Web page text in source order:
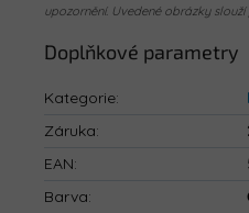
upozornění. Uvedené obrázky
Doplňkové parametry
Kategorie:
Záruka:
EAN:
Barva: